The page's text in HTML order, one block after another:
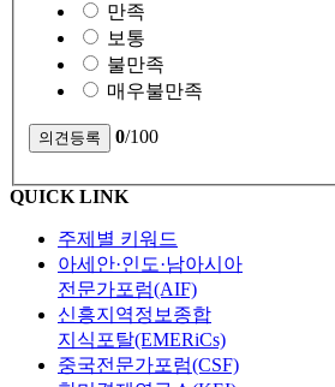
만족
보통
불만족
매우불만족
0/100
QUICK LINK
주제별 키워드
아세안·인도·남아시아
전문가포럼(AIF)
신흥지역정보종합
지식포탈(EMERiCs)
중국전문가포럼(CSF)